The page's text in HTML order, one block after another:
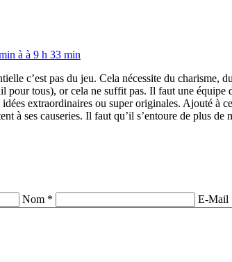
à à 9 h 33 min
c’est pas du jeu. Cela nécessite du charisme,
pour tous), or cela ne suffit pas. Il faut une équipe
idées extraordinaires ou super originales. Ajouté à
à ses causeries. Il faut qu’il s’entoure de plus
Nom * E-Mail